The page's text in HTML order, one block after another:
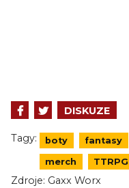
DISKUZE
Tagy: boty fantasy
merch TTRPG
Zdroje: Gaxx Worx